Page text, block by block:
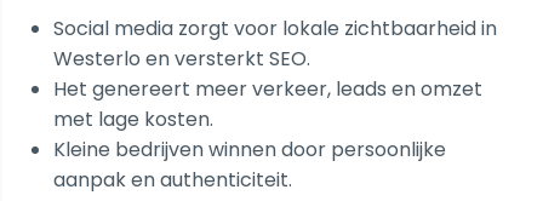
Social media zorgt voor lokale zichtbaarheid in
Westerlo en versterkt SEO.
Het genereert meer verkeer, leads en omzet
met lage kosten.
Kleine bedrijven winnen door persoonlijke
aanpak en authenticiteit.